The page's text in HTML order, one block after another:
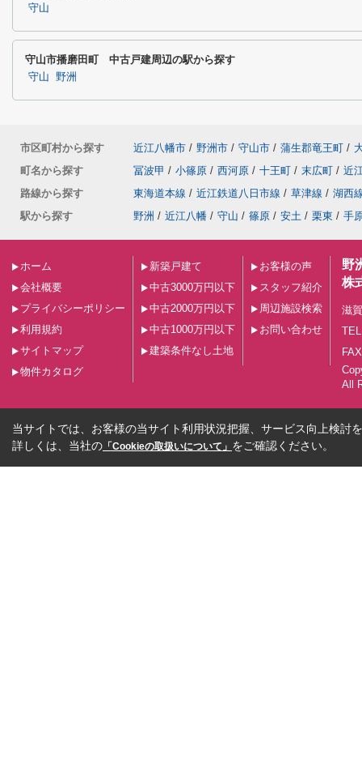
守山
守山市播磨田町 中古戸建周辺の駅から探す
守山 野洲
市区町村から探す 近江八幡市 / 野洲市 / 守山市 / 蒲生郡竜王町 /
町名から探す
冨波甲 / 小篠原 / 西河原 / 十王町 / 末広町 / 近
路線から探す
東海道本線 / 近江鉄道八日市線 / 草津線 / 湖西
駅から探す
野洲 / 近江八幡 / 守山 / 篠原 / 安土 / 栗東 / 手
ホーム
会社概要
プライバシーポリシー
利用規約
サイトマップ
物件カタログ
新築戸建て
中古3000万円以下
中古2000万円以下
中古1000万円以下
建築条件なし土地
お客様の声
スタッフ紹介
周辺施設検索
お問い合わせ
野
株
滋
All
当サイトでは、お客様の当サイト利用状況把握、サービス向上検討
詳しくは、当社の 「Cookieの取扱いについて」 をご確認ください。